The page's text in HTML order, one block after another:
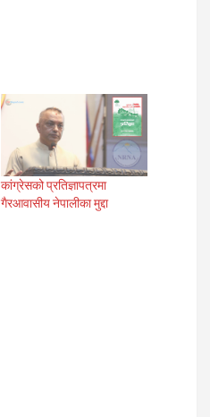
कांग्रेसको प्रतिज्ञापत्रमा
गैरआवासीय नेपालीका मुद्दा